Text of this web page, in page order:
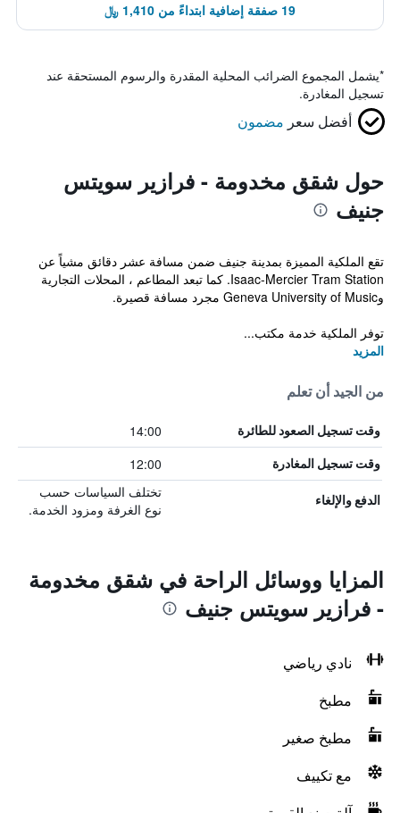
19 صفقة إضافية ابتداءً من 1,410 ﷼
*يشمل المجموع الضرائب المحلية المقدرة والرسوم المستحقة عند
تسجيل المغادرة.
أفضل سعر مضمون
حول شقق مخدومة - فرازير سويتس
جنيف
تقع الملكية المميزة بمدينة جنيف ضمن مسافة عشر دقائق مشياً عن
Isaac-Mercier Tram Station. كما تبعد المطاعم ، المحلات التجارية
وGeneva University of Music مجرد مسافة قصيرة.
توفر الملكية خدمة مكتب...
المزيد
من الجيد أن تعلم
وقت تسجيل الصعود للطائرة 14:00
وقت تسجيل المغادرة 12:00
الدفع والإلغاء
تختلف السياسات حسب
نوع الغرفة ومزود الخدمة.
المزايا ووسائل الراحة في شقق مخدومة
- فرازير سويتس جنيف
نادي رياضي
مطبخ
مطبخ صغير
مع تكييف